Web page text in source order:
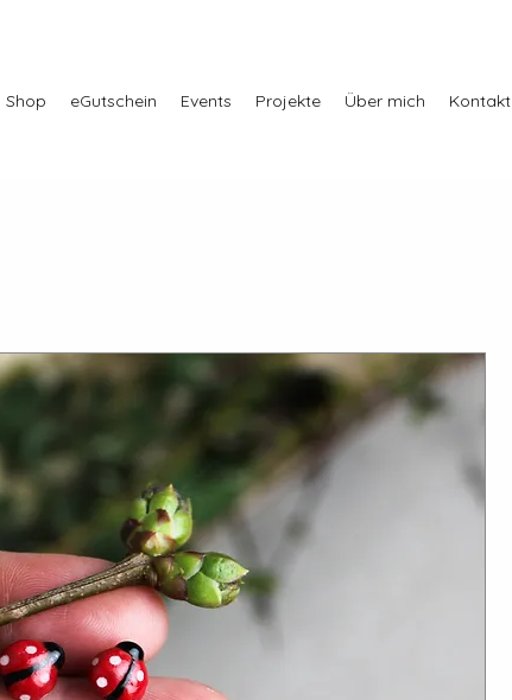
Shop eGutschein Events Projekte Über mich Kontakt